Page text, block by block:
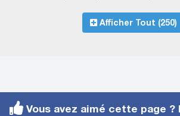
Afficher Tout (250)
Vous avez aimé cette page ?